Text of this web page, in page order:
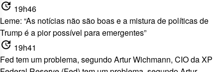
update 19h46
Leme: “As notícias não são boas e a mistura de políticas de
Trump é a pior possível para emergentes”
update 19h41
Fed tem um problema, segundo Artur Wichmann, CIO da XP